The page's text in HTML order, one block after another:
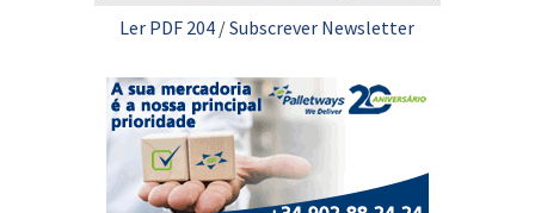
Ler PDF 204 /Subscrever Newsletter